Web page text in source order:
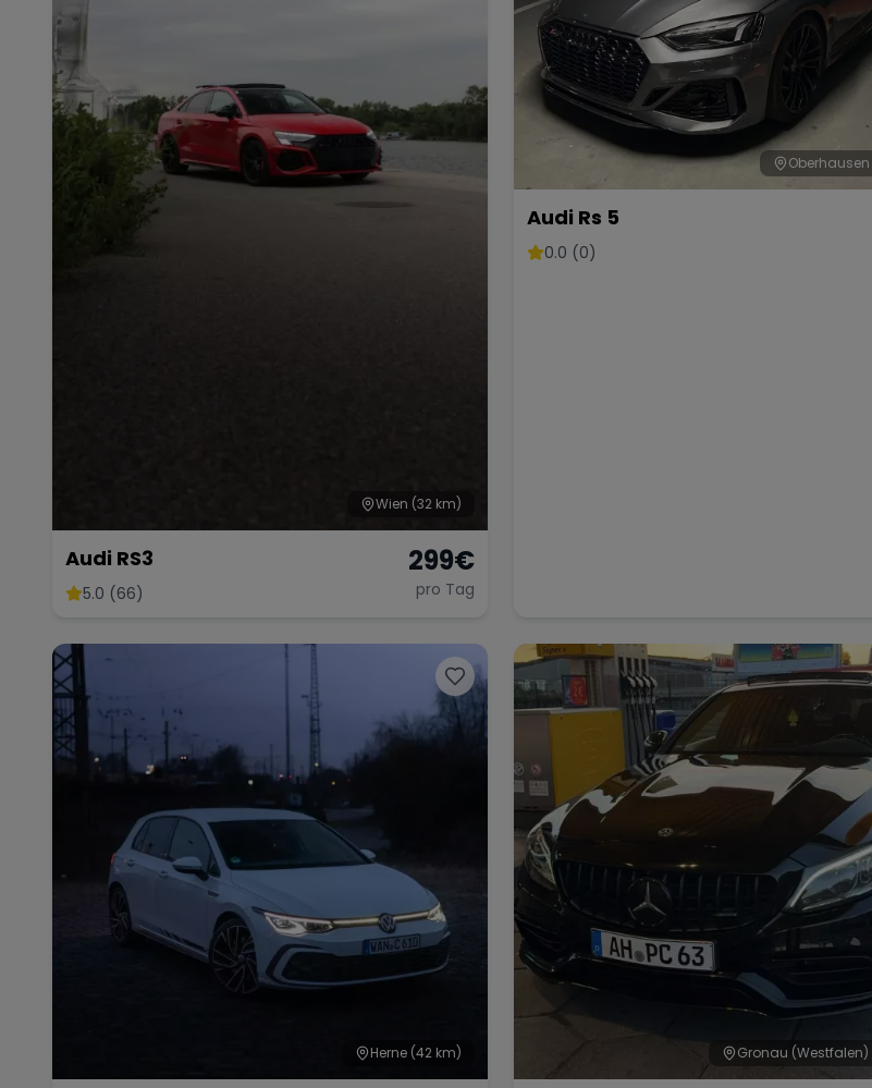
Wien (32 km)
Audi RS3
5.0 (66)
299€
pro Tag
Oberhausen
Audi Rs 5
0.0 (0)
Herne (42 km) Gronau (Westfalen)